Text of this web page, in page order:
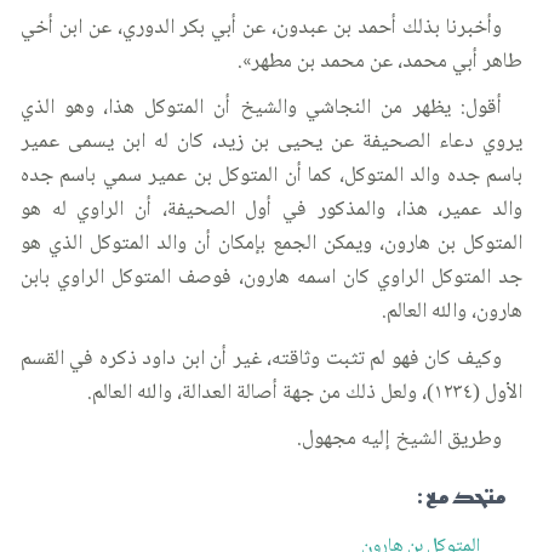
وأخبرنا بذلك أحمد بن عبدون، عن أبي بكر الدوري، عن ابن أخي
طاهر أبي محمد، عن محمد بن مطهر».
أقول: يظهر من النجاشي والشيخ أن المتوكل هذا، وهو الذي
يروي دعاء الصحيفة عن يحيى بن زيد، كان له ابن يسمى عمير
باسم جده والد المتوكل، كما أن المتوكل بن عمير سمي باسم جده
والد عمير، هذا، والمذكور في أول الصحيفة، أن الراوي له هو
المتوكل بن هارون، ويمكن الجمع بإمكان أن والد المتوكل الذي هو
جد المتوكل الراوي كان اسمه هارون، فوصف المتوكل الراوي بابن
هارون، والله العالم.
وكيف كان فهو لم تثبت وثاقته، غير أن ابن داود ذكره في القسم
الأول (١٢٣٤)، ولعل ذلك من جهة أصالة العدالة، والله العالم.
وطريق الشيخ إليه مجهول.
متحد مع :